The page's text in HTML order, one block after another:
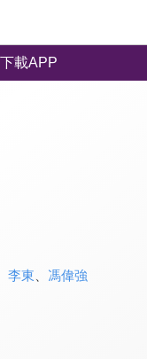
下載APP
李東 馮偉強